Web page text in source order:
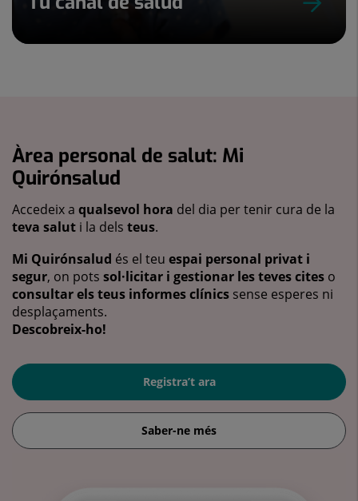
Àrea personal de salut: Mi
Quirónsalud
Accedeix a qualsevol hora del dia per tenir cura de la
teva salut i la dels teus.
Mi Quirónsalud és el teu espai personal privat i
segur, on pots sol·licitar i gestionar les teves cites o
consultar els teus informes clínics sense esperes ni
desplaçaments.
Descobreix-ho!
Registra’t ara
Saber-ne més